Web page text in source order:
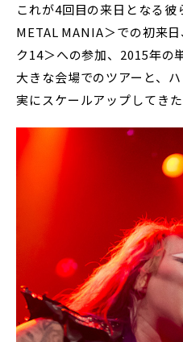
これが4回目の来日となる
METAL MANIA＞での初来
ク14＞への参加、2015年の
大きな会場でのツアーと、
実にスケールアップしてきた